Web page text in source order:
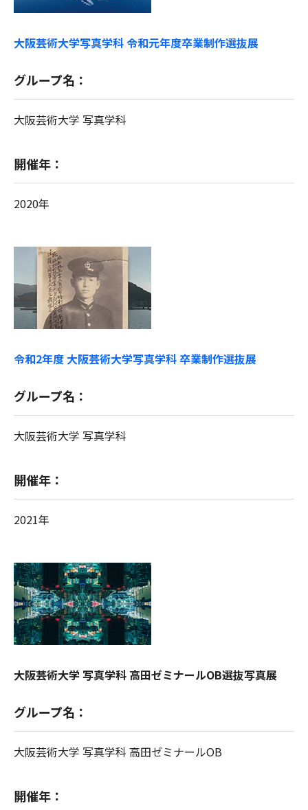
大阪芸術大学写真学科 令和元年度卒業制作選抜展
グループ名：
大阪芸術大学 写真学科
開催年：
2020年
令和2年度 大阪芸術大学写真学科 卒業制作選抜展
グループ名：
大阪芸術大学 写真学科
開催年：
2021年
大阪芸術大学 写真学科 高田ゼミナールOB選抜写真展
グループ名：
大阪芸術大学 写真学科 高田ゼミナールOB
開催年：